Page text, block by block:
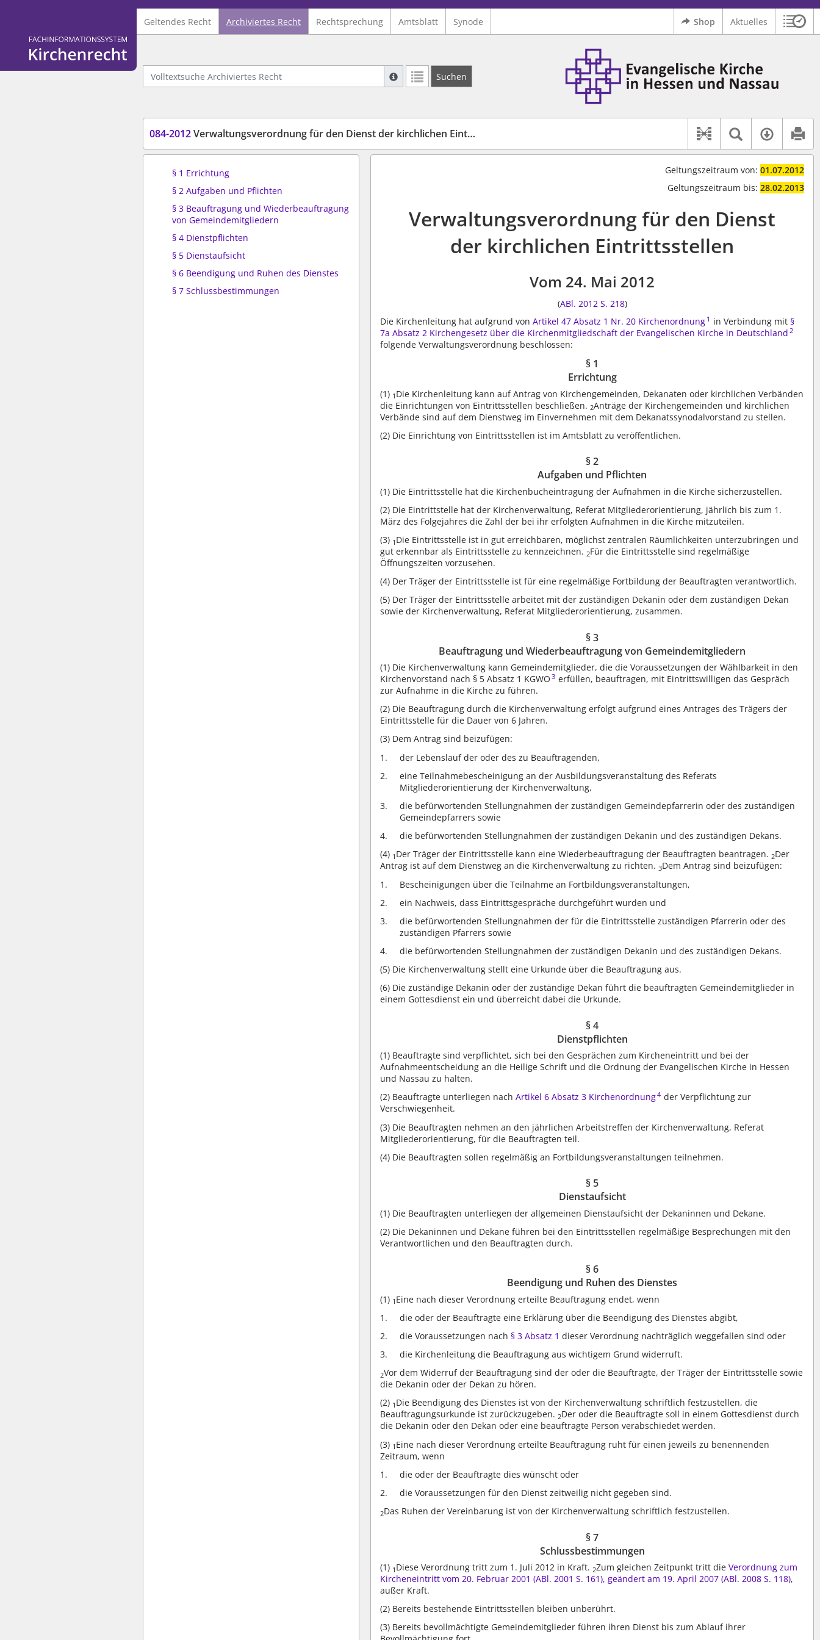
Logo Fachinformationssystem Kirchenrecht
Geltendes Recht Archiviertes Recht Rechtsprechung Amtsblatt Synode Shop Aktuelles
Volltextsuche Archiviertes Recht
Suche mit Platzhalter "*", Bsp. Pfarrer*, findet auch: "Pfarrerinitiative" oder "Pfarrerausschuss".
Weitere Suchoperatoren finden Sie in unserer Hilfe.
Suchen
Logo Ev. Kirche in Hessen und Nassau
084-2012Verwaltungsverordnung für den Dienst der kirchlichen Eintrittsstellen
Dokument-
Textsuche
§ 1 Errichtung
§ 2 Aufgaben und Pflichten
§ 3 Beauftragung und Wiederbeauftragung
von Gemeindemitgliedern
§ 4 Dienstpflichten
§ 5 Dienstaufsicht
§ 6 Beendigung und Ruhen des Dienstes
§ 7 Schlussbestimmungen
Geltungszeitraum von: 01.07.2012
Geltungszeitraum bis: 28.02.2013
Verwaltungsverordnung für den Dienst
der kirchlichen Eintrittsstellen
Vom 24. Mai 2012
(ABl. 2012 S. 218)
Die Kirchenleitung hat aufgrund vonArtikel 47 Absatz 1 Nr. 20 Kirchenordnung 1 in Verbindung mit§
7a Absatz 2 Kirchengesetz über die Kirchenmitgliedschaft der Evangelischen Kirche in Deutschland 2
folgende Verwaltungsverordnung beschlossen:
§ 1
Errichtung
(1) 1 Die Kirchenleitung kann auf Antrag von Kirchengemeinden, Dekanaten oder kirchlichen Verbänden
die Einrichtungen von Eintrittsstellen beschließen. 2Anträge der Kirchengemeinden und kirchlichen
Verbände sind auf dem Dienstweg im Einvernehmen mit dem Dekanatssynodalvorstand zu stellen.
(2) Die Einrichtung von Eintrittsstellen ist im Amtsblatt zu veröffentlichen.
§ 2
Aufgaben und Pflichten
(1) Die Eintrittsstelle hat die Kirchenbucheintragung der Aufnahmen in die Kirche sicherzustellen.
(2) Die Eintrittstelle hat der Kirchenverwaltung, Referat Mitgliederorientierung, jährlich bis zum 1.
März des Folgejahres die Zahl der bei ihr erfolgten Aufnahmen in die Kirche mitzuteilen.
(3) 1 Die Eintrittsstelle ist in gut erreichbaren, möglichst zentralen Räumlichkeiten unterzubringen und
gut erkennbar als Eintrittsstelle zu kennzeichnen. 2Für die Eintrittsstelle sind regelmäßige
Öffnungszeiten vorzusehen.
(4) Der Träger der Eintrittsstelle ist für eine regelmäßige Fortbildung der Beauftragten verantwortlich.
(5) Der Träger der Eintrittsstelle arbeitet mit der zuständigen Dekanin oder dem zuständigen Dekan
sowie der Kirchenverwaltung, Referat Mitgliederorientierung, zusammen.
§ 3
Beauftragung und Wiederbeauftragung von Gemeindemitgliedern
(1) Die Kirchenverwaltung kann Gemeindemitglieder, die die Voraussetzungen der Wählbarkeit in den
Kirchenvorstand nach § 5 Absatz 1 KGWO 3 erfüllen, beauftragen, mit Eintrittswilligen das Gespräch
zur Aufnahme in die Kirche zu führen.
(2) Die Beauftragung durch die Kirchenverwaltung erfolgt aufgrund eines Antrages des Trägers der
Eintrittsstelle für die Dauer von 6 Jahren.
(3) Dem Antrag sind beizufügen:
der Lebenslauf der oder des zu Beauftragenden,
eine Teilnahmebescheinigung an der Ausbildungsveranstaltung des Referats
Mitgliederorientierung der Kirchenverwaltung,
die befürwortenden Stellungnahmen der zuständigen Gemeindepfarrerin oder des zuständigen
Gemeindepfarrers sowie
die befürwortenden Stellungnahmen der zuständigen Dekanin und des zuständigen Dekans.
(4) 1 Der Träger der Eintrittsstelle kann eine Wiederbeauftragung der Beauftragten beantragen. 2Der
Antrag ist auf dem Dienstweg an die Kirchenverwaltung zu richten.3Dem Antrag sind beizufügen:
Bescheinigungen über die Teilnahme an Fortbildungsveranstaltungen,
ein Nachweis, dass Eintrittsgespräche durchgeführt wurden und
die befürwortenden Stellungnahmen der für die Eintrittsstelle zuständigen Pfarrerin oder des
zuständigen Pfarrers sowie
die befürwortenden Stellungnahmen der zuständigen Dekanin und des zuständigen Dekans.
(5) Die Kirchenverwaltung stellt eine Urkunde über die Beauftragung aus.
(6) Die zuständige Dekanin oder der zuständige Dekan führt die beauftragten Gemeindemitglieder in
einem Gottesdienst ein und überreicht dabei die Urkunde.
§ 4
Dienstpflichten
(1) Beauftragte sind verpflichtet, sich bei den Gesprächen zum Kircheneintritt und bei der
Aufnahmeentscheidung an die Heilige Schrift und die Ordnung der Evangelischen Kirche in Hessen
und Nassau zu halten.
(2) Beauftragte unterliegen nachArtikel 6 Absatz 3 Kirchenordnung4 der Verpflichtung zur
Verschwiegenheit.
(3) Die Beauftragten nehmen an den jährlichen Arbeitstreffen der Kirchenverwaltung, Referat
Mitgliederorientierung, für die Beauftragten teil.
(4) Die Beauftragten sollen regelmäßig an Fortbildungsveranstaltungen teilnehmen.
§ 5
Dienstaufsicht
(1) Die Beauftragten unterliegen der allgemeinen Dienstaufsicht der Dekaninnen und Dekane.
(2) Die Dekaninnen und Dekane führen bei den Eintrittsstellen regelmäßige Besprechungen mit den
Verantwortlichen und den Beauftragten durch.
§ 6
Beendigung und Ruhen des Dienstes
(1) 1 Eine nach dieser Verordnung erteilte Beauftragung endet, wenn
die oder der Beauftragte eine Erklärung über die Beendigung des Dienstes abgibt,
die Voraussetzungen nach§ 3 Absatz 1 dieser Verordnung nachträglich weggefallen sind oder
die Kirchenleitung die Beauftragung aus wichtigem Grund widerruft.
2Vor dem Widerruf der Beauftragung sind der oder die Beauftragte, der Träger der Eintrittsstelle sowie
die Dekanin oder der Dekan zu hören.
(2) 1 Die Beendigung des Dienstes ist von der Kirchenverwaltung schriftlich festzustellen, die
Beauftragungsurkunde ist zurückzugeben. 2Der oder die Beauftragte soll in einem Gottesdienst durch
die Dekanin oder den Dekan oder eine beauftragte Person verabschiedet werden.
(3) 1 Eine nach dieser Verordnung erteilte Beauftragung ruht für einen jeweils zu benennenden
Zeitraum, wenn
die oder der Beauftragte dies wünscht oder
die Voraussetzungen für den Dienst zeitweilig nicht gegeben sind.
2Das Ruhen der Vereinbarung ist von der Kirchenverwaltung schriftlich festzustellen.
§ 7
Schlussbestimmungen
(1) 1 Diese Verordnung tritt zum 1. Juli 2012 in Kraft. 2Zum gleichen Zeitpunkt tritt dieVerordnung zum
Kircheneintritt vom 20. Februar 2001 (ABl. 2001 S. 161), geändert am 19. April 2007 (ABl. 2008 S. 118),
außer Kraft.
(2) Bereits bestehende Eintrittsstellen bleiben unberührt.
(3) Bereits bevollmächtigte Gemeindemitglieder führen ihren Dienst bis zum Ablauf ihrer